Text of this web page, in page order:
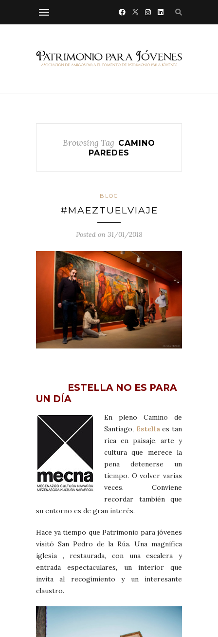
Browsing Tag CAMINO
PAREDES
BLOG
#MAEZTUELVIAJE
Posted on 31/01/2018
ESTELLA NO ES PARA
UN DÍA
En pleno Camino de
Santiago, Estellaes tan
rica en paisaje, arte y
cultura que merece la
pena detenerse un
tiempo. O volver varias
veces. Conviene
recordar también que
su entorno es de gran interés.
Hace ya tiempo que Patrimonio para jóvenes
visitó San Pedro de la Rúa. Una magnífica
iglesia , restaurada, con una escalera y
entrada espectaculares, un interior que
invita al recogimiento y un interesante
claustro.